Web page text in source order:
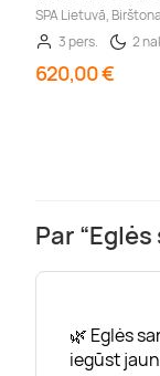
SPA Lietuvā,
3 pers.
2
620,00 €
Par
🌿 Eglės
iegūst